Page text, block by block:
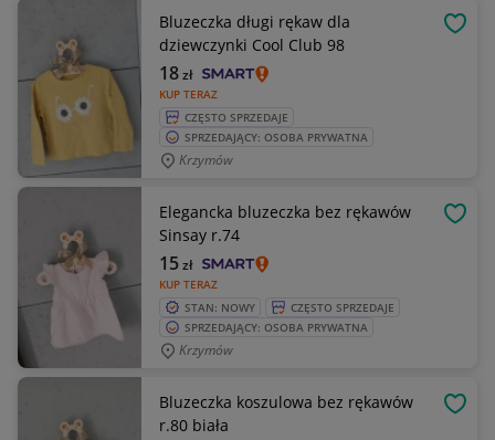
Bluzeczka długi rękaw dla
dziewczynki Cool Club 98
KUP TERAZ
18zł
CZĘSTO SPRZEDAJE
SPRZEDAJĄCY: OSOBA PRYWATNA
Krzymów
Elegancka bluzeczka bez rękawów
Sinsay r.74
KUP TERAZ
15zł
STAN: NOWY
CZĘSTO SPRZEDAJE
SPRZEDAJĄCY: OSOBA PRYWATNA
Krzymów
Bluzeczka koszulowa bez rękawów
r.80 biała